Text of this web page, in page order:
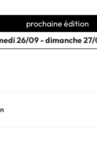
prochaine édition
26/09 - dimanche